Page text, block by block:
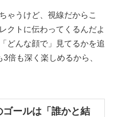
ゃうけど、視線だからこ
クトに伝わってくるんだよ
どんな顔で」見てるかを追
倍も深く楽しめるから、
ールは「誰かと結